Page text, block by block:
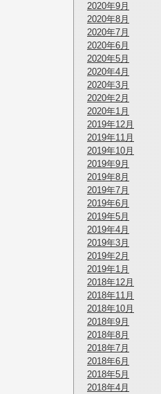
2020年9月
2020年8月
2020年7月
2020年6月
2020年5月
2020年4月
2020年3月
2020年2月
2020年1月
2019年12月
2019年11月
2019年10月
2019年9月
2019年8月
2019年7月
2019年6月
2019年5月
2019年4月
2019年3月
2019年2月
2019年1月
2018年12月
2018年11月
2018年10月
2018年9月
2018年8月
2018年7月
2018年6月
2018年5月
2018年4月